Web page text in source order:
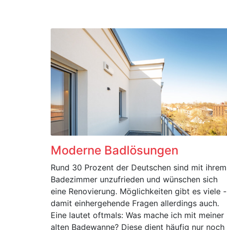
Moderne Badlösungen
Rund 30 Prozent der Deutschen sind mit ihrem
Badezimmer unzufrieden und wünschen sich
eine Renovierung. Möglichkeiten gibt es viele -
damit einhergehende Fragen allerdings auch.
Eine lautet oftmals: Was mache ich mit meiner
alten Badewanne? Diese dient häufig nur noch